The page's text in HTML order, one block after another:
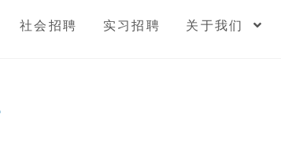
社会招聘 实习招聘 关于我们